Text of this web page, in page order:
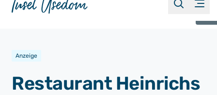
Menü
suchen
Restaurant Heinrichs
Anzeige